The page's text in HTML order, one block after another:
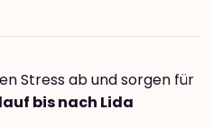
Stress ab und sorgen für
bis nach Lida